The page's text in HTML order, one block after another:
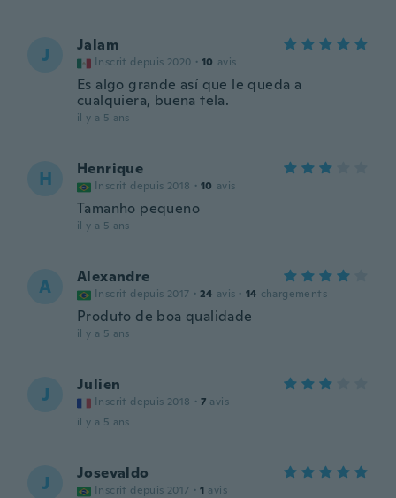
J Jalam
Inscrit depuis 2020 · 10 avis
Es algo grande así que le queda a
cualquiera, buena tela.
il y a 5 ans
H Henrique
Inscrit depuis 2018 · 10 avis
Tamanho pequeno
il y a 5 ans
A Alexandre
Inscrit depuis 2017 · 24 avis · 14 chargements
Produto de boa qualidade
il y a 5 ans
J Julien
Inscrit depuis 2018 · 7 avis
il y a 5 ans
J Josevaldo
Inscrit depuis 2017 · 1 avis